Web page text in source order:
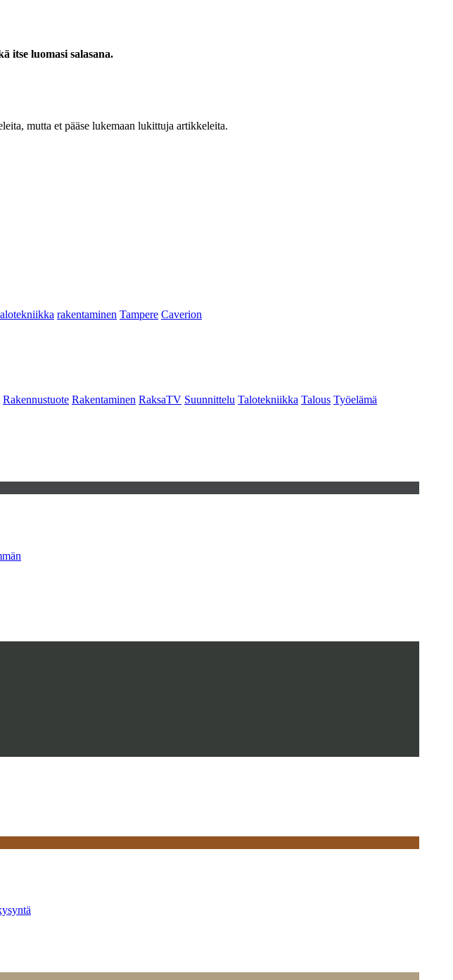
itse luomasi salasana.
mutta et pääse lukemaan lukittuja artikkeleita.
rakentaminen Tampere Caverion
Rakennustuote Rakentaminen RaksaTV Suunnittelu Talotekniikka Talous Työelämä